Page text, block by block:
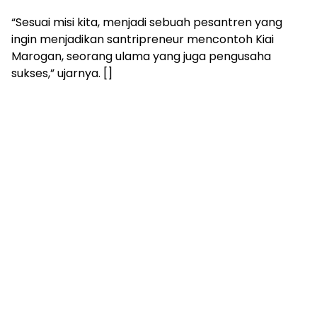
“Sesuai misi kita, menjadi sebuah pesantren yang
ingin menjadikan santripreneur mencontoh Kiai
Marogan, seorang ulama yang juga pengusaha
sukses,” ujarnya. []